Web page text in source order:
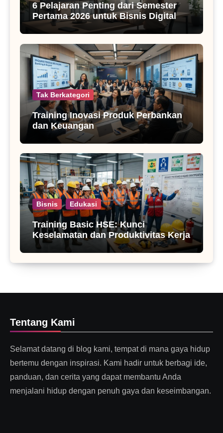
6 Pelajaran Penting dari Semester
Pertama 2026 untuk Bisnis Digital
Tak Berkategori
Training Inovasi Produk Perbankan
dan Keuangan
Bisnis Edukasi
Training Basic HSE: Kunci
Keselamatan dan Produktivitas Kerja
Tentang Kami
Selamat datang di blog kami, tempat di mana gaya hidup
bertemu dengan inspirasi. Kami hadir untuk berbagi ide,
panduan, dan cerita yang dapat membantu Anda
menjalani hidup dengan penuh gaya dan keseimbangan.